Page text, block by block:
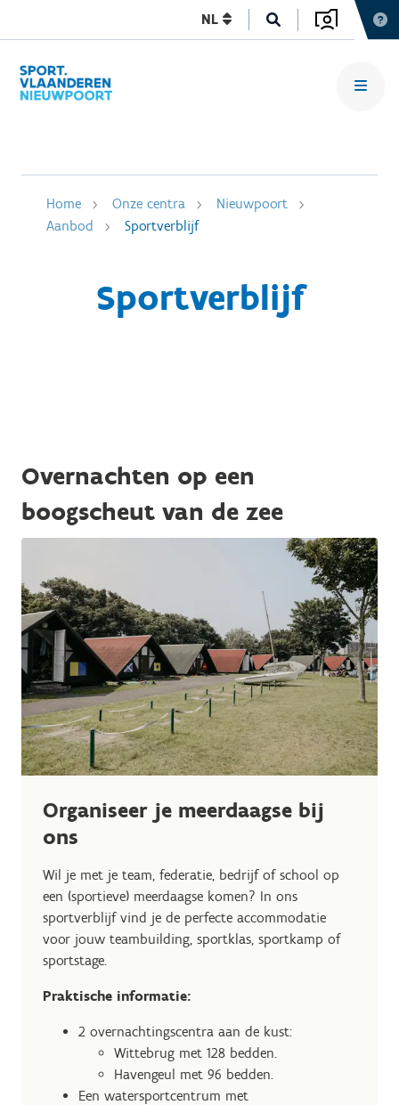
NL
Home Onze centra
Nieuwpoort
Aanbod
Sportverblijf
Sportverblijf
Overnachten op een
boogscheut van de zee
Organiseer je meerdaagse bij
ons
Wil je met je team, federatie, bedrijf of school op
een (sportieve) meerdaagse komen? In ons
sportverblijf vind je de perfecte accommodatie
voor jouw teambuilding, sportklas, sportkamp of
sportstage.
Praktische informatie:
2 overnachtingscentra aan de kust:
Wittebrug met 128 bedden.
Havengeul met 96 bedden.
Een watersportcentrum met